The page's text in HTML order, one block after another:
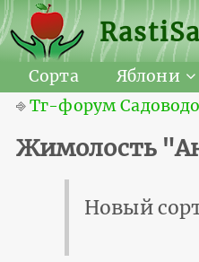
Сорта
Яблони
⎆Тг-форум
Жимолость
Новый